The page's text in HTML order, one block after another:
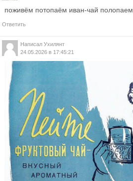
поживём потопаём иван-чай полопаем
Ответить
Написал Ухилянт
24.05.2026 в 17:45:21